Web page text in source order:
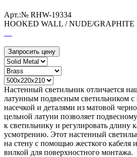
Арт.:№ RHW-19334
HOOKED WALL / NUDE/GRAPHITE
Запросить цену
Настенный светильник отличается
латунным подвесным светильником с
насечкой и деталями из матовой
цельной латуни позволяет
к светильнику и регулировать длину
усмотрению. Этот настенный
на стену с помощью жесткого кабеля
вилкой для поверхностного монтажа.